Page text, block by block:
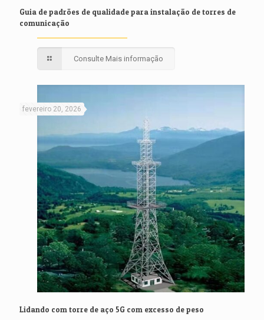
Guia de padrões de qualidade para instalação de torres de
comunicação
Consulte Mais informação
fevereiro 20, 2026
Lidando com torre de aço 5G com excesso de peso